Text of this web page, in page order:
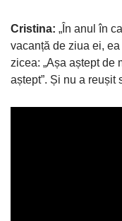
Cristina: „În anul în
vacanță de ziua ei,
zicea: „Așa aștept de
aștept”. Și nu a